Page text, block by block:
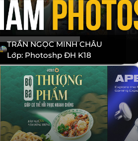
TRẦN NGỌC MINH CHÂU
Lớp: Photoshp ĐH K18